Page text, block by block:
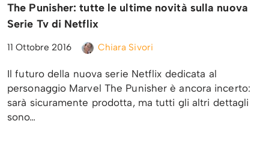
The Punisher: tutte le ultime novità sulla nuova
Serie Tv di Netflix
11 Ottobre 2016 Chiara Sivori
Il futuro della nuova serie Netflix dedicata al
personaggio Marvel The Punisher è ancora incerto:
sarà sicuramente prodotta, ma tutti gli altri dettagli
sono…